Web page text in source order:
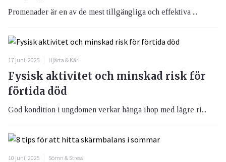
Promenader är en av de mest tillgängliga och effektiva ...
17 juni, 2025 Hjärta & Kärl
Fysisk aktivitet och minskad risk för
förtida död
God kondition i ungdomen verkar hänga ihop med lägre ri...
10 juni, 2025 Sömn & Stress